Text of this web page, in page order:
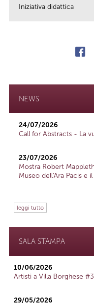
Iniziativa didattica
NEWS
24/07/2026
Call for Abstracts - La
23/07/2026
Mostra Robert
Museo dell'Ara Pacis e
leggi tutto
SALA STAMPA
10/06/2026
Artisti a Villa Borghese #3
29/05/2026